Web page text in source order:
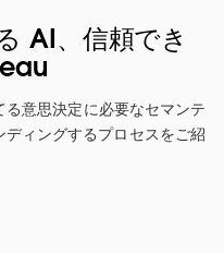
AI、信頼でき
意思決定に必要なセマンテ
ィングするプロセスをご紹